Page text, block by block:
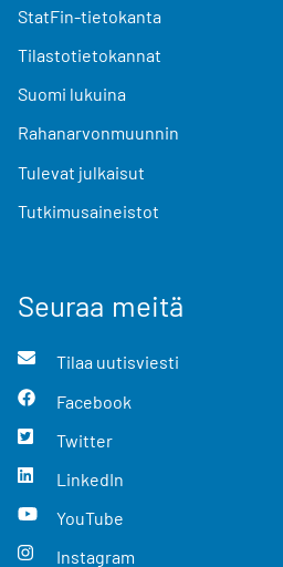
StatFin-tietokanta
Tilastotietokannat
Suomi lukuina
Rahanarvonmuunnin
Tulevat julkaisut
Tutkimusaineistot
Seuraa meitä
Tilaa uutisviesti
Facebook
Twitter
LinkedIn
YouTube
Instagram